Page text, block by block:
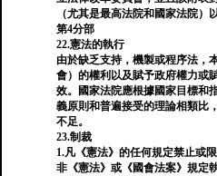
（尤其是最高法院和國家法院）
第4分部
22.憲法的執行
由於缺乏支持，機製或程序法，
會）的權利以及賦予政府權力或
效。國家法院應根據國家目標和
義原則和普遍接受的理論相類比
不足。
23.制裁
1.凡《憲法》的任何規定禁止或
非《憲法》或《國會法案》規定